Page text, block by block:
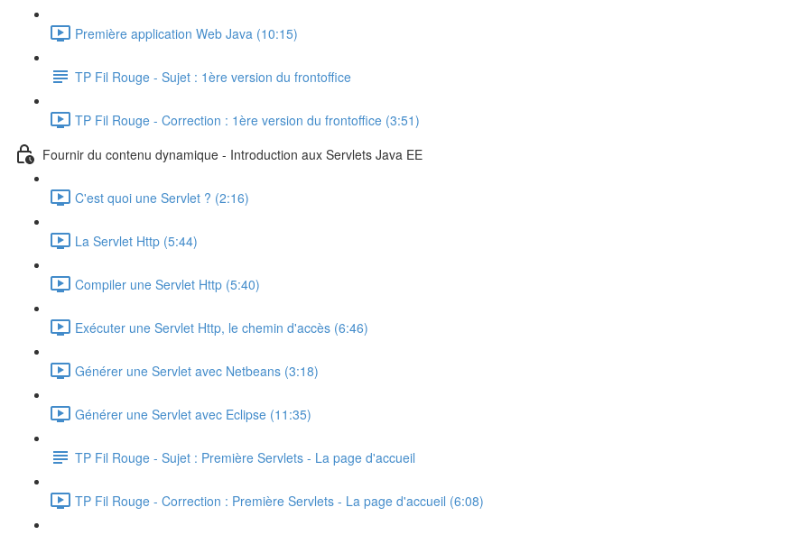
Première application Web Java (10:15)
TP Fil Rouge - Sujet : 1ère version du frontoffice
TP Fil Rouge - Correction : 1ère version du frontoffice (3:51)
Fournir du contenu dynamique - Introduction aux Servlets Java EE
C'est quoi une Servlet ? (2:16)
La Servlet Http (5:44)
Compiler une Servlet Http (5:40)
Exécuter une Servlet Http, le chemin d'accès (6:46)
Générer une Servlet avec Netbeans (3:18)
Générer une Servlet avec Eclipse (11:35)
TP Fil Rouge - Sujet : Première Servlets - La page d'accueil
TP Fil Rouge - Correction : Première Servlets - La page d'accueil (6:08)